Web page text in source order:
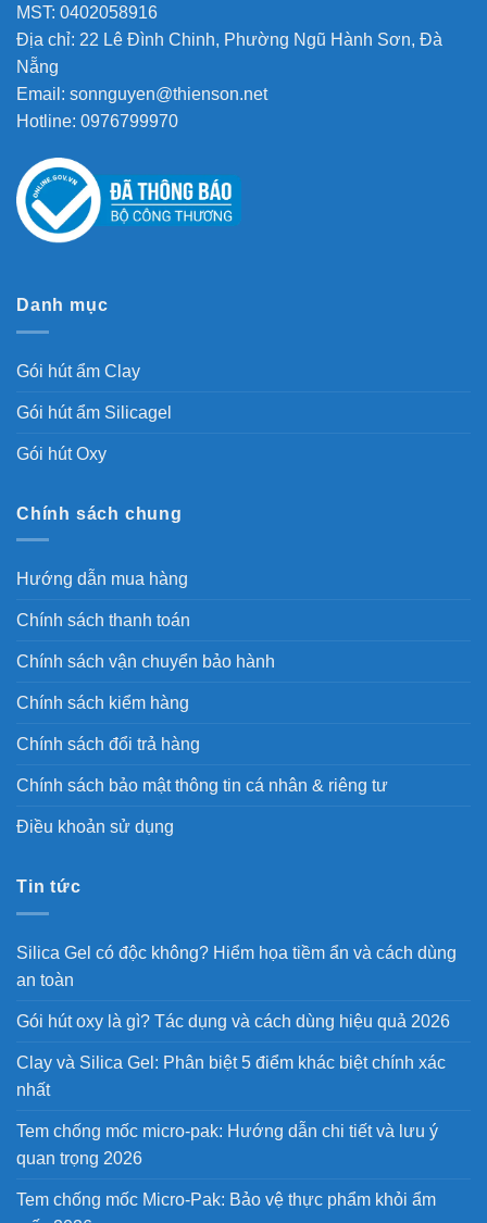
MST: 0402058916
Địa chỉ: 22 Lê Đình Chinh, Phường Ngũ Hành Sơn, Đà
Nẵng
Email: sonnguyen@thienson.net
Hotline: 0976799970
Danh mục
Gói hút ẩm Clay
Gói hút ẩm Silicagel
Gói hút Oxy
Chính sách chung
Hướng dẫn mua hàng
Chính sách thanh toán
Chính sách vận chuyển bảo hành
Chính sách kiểm hàng
Chính sách đổi trả hàng
Chính sách bảo mật thông tin cá nhân & riêng tư
Điều khoản sử dụng
Tin tức
Silica Gel có độc không? Hiểm họa tiềm ẩn và cách dùng
an toàn
Gói hút oxy là gì? Tác dụng và cách dùng hiệu quả 2026
Clay và Silica Gel: Phân biệt 5 điểm khác biệt chính xác
nhất
Tem chống mốc micro-pak: Hướng dẫn chi tiết và lưu ý
quan trọng 2026
Tem chống mốc Micro-Pak: Bảo vệ thực phẩm khỏi ẩm